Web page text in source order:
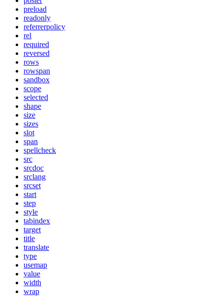
preload
readonly
referrerpolicy
rel
required
reversed
rows
rowspan
sandbox
scope
selected
shape
size
sizes
slot
span
spellcheck
src
srcdoc
srclang
srcset
start
step
style
tabindex
target
title
translate
type
usemap
value
width
wrap